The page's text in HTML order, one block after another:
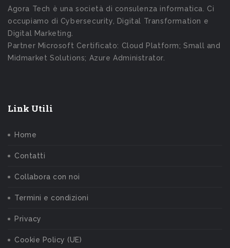
Agora Tech è una società di consulenza informatica. Ci
occupiamo di Cybersecurity, Digital Transformation e
Digital Marketing.
Partner Microsoft Certificato: Cloud Platform; Small and
Midmarket Solutions; Azure Administrator.
Link Utili
Home
Contatti
Collabora con noi
Termini e condizioni
Privacy
Cookie Policy (UE)